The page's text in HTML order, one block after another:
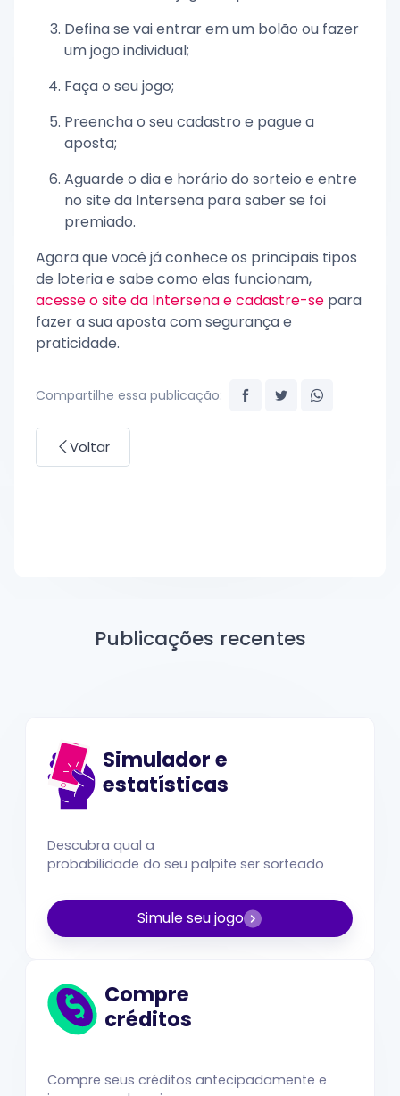
Defina se vai entrar em um bolão ou fazer
um jogo individual;
Faça o seu jogo;
Preencha o seu cadastro e pague a
aposta;
Aguarde o dia e horário do sorteio e entre
no site da Intersena para saber se foi
premiado.
Agora que você já conhece os principais tipos
de loteria e sabe como elas funcionam,
acesse o site da Intersena e cadastre-se para
fazer a sua aposta com segurança e
praticidade.
Compartilhe essa publicação:
Voltar
Publicações recentes
Simulador e
estatísticas
Descubra qual a
probabilidade do seu palpite ser sorteado
Simule seu jogo
Compre
créditos
Compre seus créditos antecipadamente e